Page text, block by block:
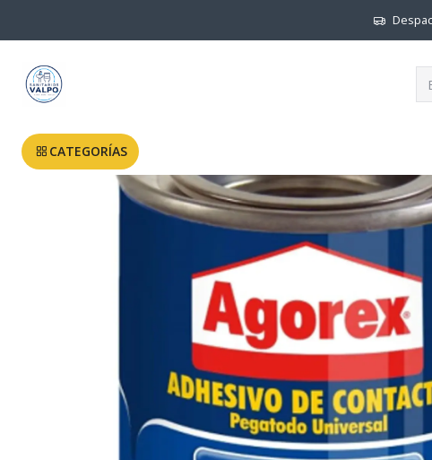
CATEGORÍAS